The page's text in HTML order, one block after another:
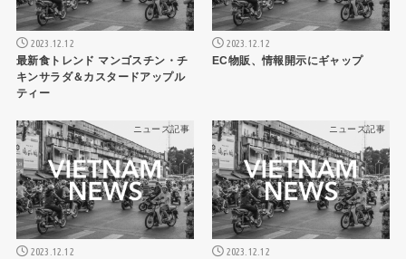
2023.12.12
最新食トレンド マンゴスチン・チ
キンサラダ＆カスタードアップル
ティー
2023.12.12
EC物販、情報開示にギャップ
ニュース記事
2023.12.12
ニュース記事
2023.12.12